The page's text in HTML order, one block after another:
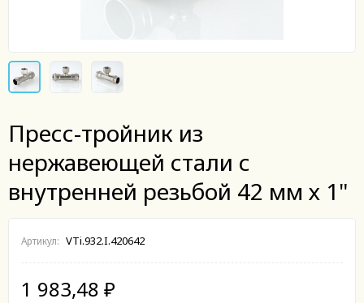
Пресс-тройник из
нержавеющей стали с
внутренней резьбой 42 мм х 1"
Артикул: VTi.932.I.420642
1 983,48 ₽